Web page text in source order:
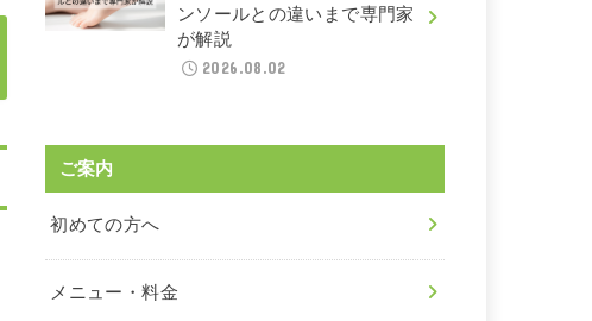
ンソールとの違いまで専門家
が解説
2026.08.02
ご案内
初めての方へ
メニュー・料金